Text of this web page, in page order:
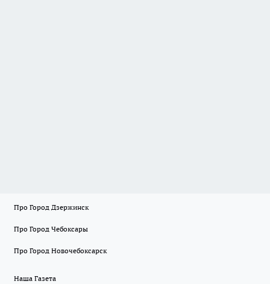
Про Город Дзержинск
Про Город Чебоксары
Про Город Новочебоксарск
Наша Газета